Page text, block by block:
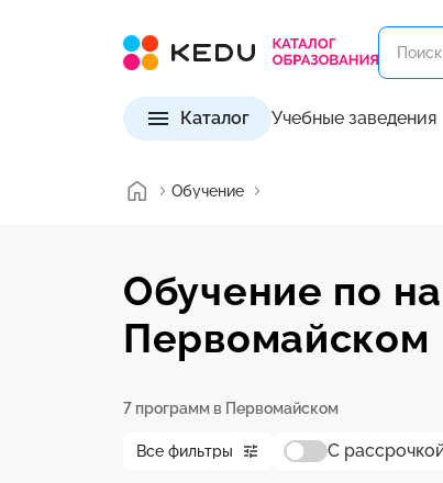
Каталог Учебные заведения
Обучение
Обучение по
Первомайском
7 программ в Первомайском
Все фильтры С